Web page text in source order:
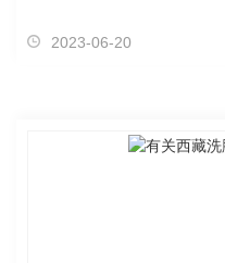
2023-06-20